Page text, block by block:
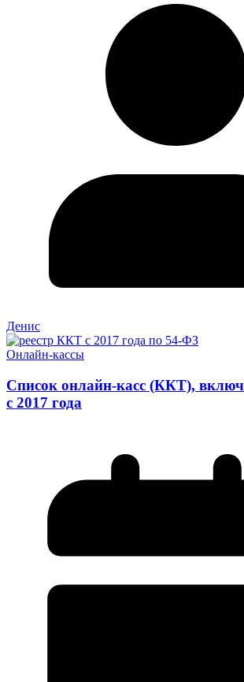
Денис
Онлайн-кассы
Список онлайн-касс (ККТ),
с 2017 года